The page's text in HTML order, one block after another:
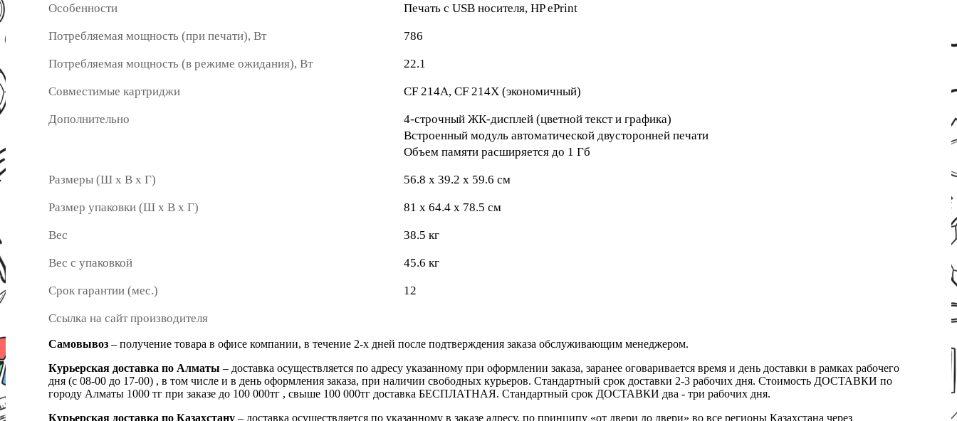
Особенности Печать с USB носителя, HP ePrint
Потребляемая мощность (при печати), Вт 786
Потребляемая мощность (в режиме ожидания), Вт 22.1
Совместимые картриджи CF 214A, CF 214X (экономичный)
Дополнительно
4-строчный ЖК-дисплей (цветной текст и графика)
Встроенный модуль автоматической двусторонней печати
Объем памяти расширяется до 1 Гб
Размеры (Ш х В х Г) 56.8 x 39.2 х 59.6 см
Размер упаковки (Ш х В х Г) 81 x 64.4 х 78.5 см
Вес 38.5 кг
Вес с упаковкой 45.6 кг
Срок гарантии (мес.) 12
Ссылка на сайт производителя
Самовывоз – получение товара в офисе компании, в течение 2-х дней после подтверждения заказа обслуживающим менеджером.
Курьерская доставка по Алматы – доставка осуществляется по адресу указанному при оформлении заказа, заранее оговаривается время и день доставки в рамках рабочего
дня (с 08-00 до 17-00) , в том числе и в день оформления заказа, при наличии свободных курьеров. Стандартный срок доставки 2-3 рабочих дня. Стоимость ДОСТАВКИ по
городу Алматы 1000 тг при заказе до 100 000тг , свыше 100 000тг доставка БЕСПЛАТНАЯ. Стандартный срок ДОСТАВКИ два - три рабочих дня.
Курьерская доставка по Казахстану – доставка осуществляется по указанному в заказе адресу, по принципу «от двери до двери» во все регионы Казахстана через